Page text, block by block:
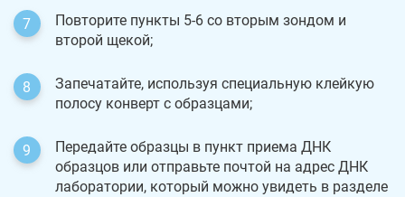
Повторите пункты 5-6 со вторым зондом и
второй щекой;
Запечатайте, используя специальную клейкую
полосу конверт с образцами;
Передайте образцы в пункт приема ДНК
образцов или отправьте почтой на адрес ДНК
лаборатории, который можно увидеть в разделе